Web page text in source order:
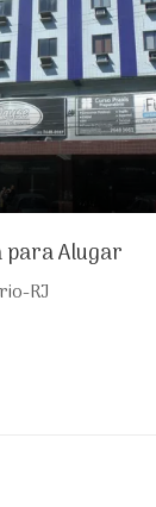
para Alugar
RJ